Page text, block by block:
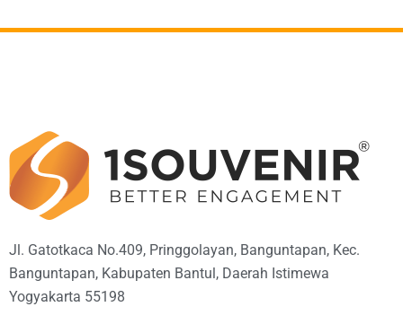
Jl. Gatotkaca No.409, Pringgolayan, Banguntapan, Kec.
Banguntapan, Kabupaten Bantul, Daerah Istimewa
Yogyakarta 55198